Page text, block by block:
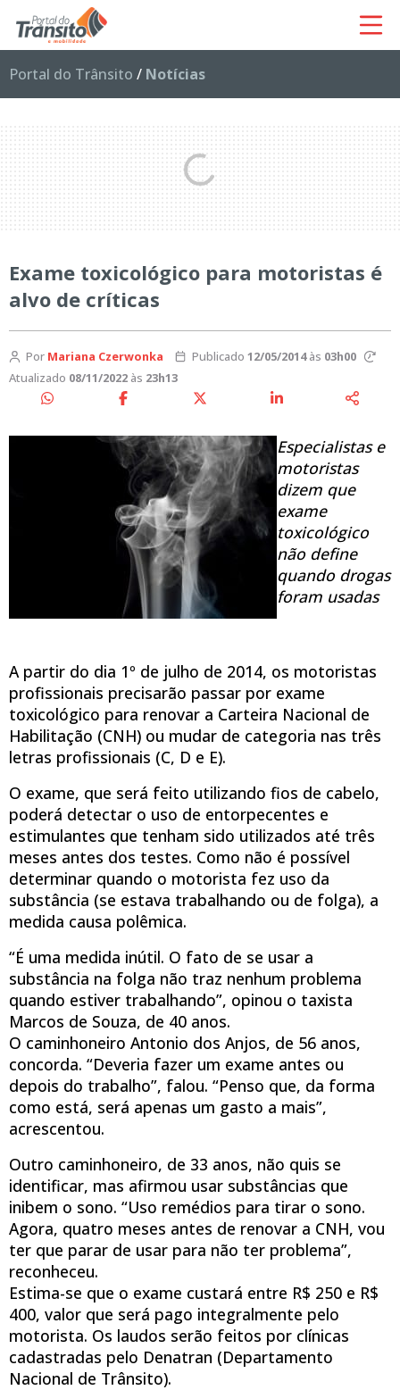
Portal do Trânsito / Notícias
Exame toxicológico para motoristas é
alvo de críticas
Por Mariana Czerwonka Publicado 12/05/2014às 03h00
Atualizado 08/11/2022 às 23h13
Especialistas e
motoristas
dizem que
exame
toxicológico
não define
quando drogas
foram usadas
A partir do dia 1º de julho de 2014, os motoristas
profissionais precisarão passar por exame
toxicológico para renovar a Carteira Nacional de
Habilitação (CNH) ou mudar de categoria nas três
letras profissionais (C, D e E).
O exame, que será feito utilizando fios de cabelo,
poderá detectar o uso de entorpecentes e
estimulantes que tenham sido utilizados até três
meses antes dos testes. Como não é possível
determinar quando o motorista fez uso da
substância (se estava trabalhando ou de folga), a
medida causa polêmica.
“É uma medida inútil. O fato de se usar a
substância na folga não traz nenhum problema
quando estiver trabalhando”, opinou o taxista
Marcos de Souza, de 40 anos.
O caminhoneiro Antonio dos Anjos, de 56 anos,
concorda. “Deveria fazer um exame antes ou
depois do trabalho”, falou. “Penso que, da forma
como está, será apenas um gasto a mais”,
acrescentou.
Outro caminhoneiro, de 33 anos, não quis se
identificar, mas afirmou usar substâncias que
inibem o sono. “Uso remédios para tirar o sono.
Agora, quatro meses antes de renovar a CNH, vou
ter que parar de usar para não ter problema”,
reconheceu.
Estima-se que o exame custará entre R$ 250 e R$
400, valor que será pago integralmente pelo
motorista. Os laudos serão feitos por clínicas
cadastradas pelo Denatran (Departamento
Nacional de Trânsito).